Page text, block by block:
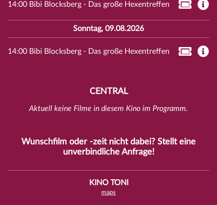
14:00 Bibi Blocksberg - Das große Hexentreffen
Sonntag, 09.08.2026
14:00 Bibi Blocksberg - Das große Hexentreffen
CENTRAL
Aktuell keine Filme in diesem Kino im Programm.
Wunschfilm oder -zeit nicht dabei? Stellt eine
unverbindliche Anfrage!
KINO TONI
maps